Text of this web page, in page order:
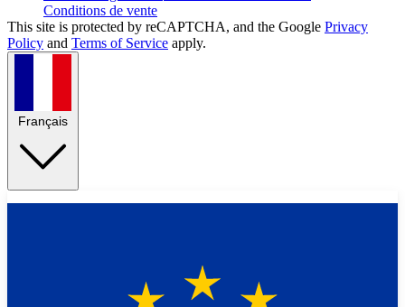
Conditions de vente
This site is protected by reCAPTCHA, and the Google Privacy
Policy and Terms of Service apply.
Français